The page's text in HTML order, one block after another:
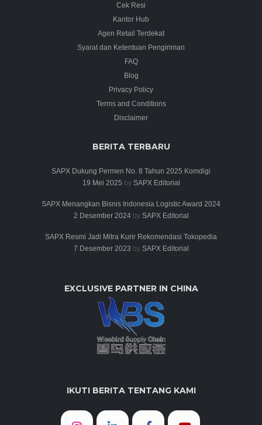
Cek Resi
Kantor Hub
Agen Retail Terdekat
Syarat dan Ketentuan Pengiriman
FAQ
Blog
Privacy Policy
Terms and Conditions
Disclaimer
BERITA TERBARU
SAPX Dukung Permen No. 8 Tahun 2025 Komdigi
19 Mei 2025 by SAPX Editorial
SAPX Menangkan Bisnis Indonesia Logistic Award 2024
2 Desember 2024by SAPX Editorial
SAPX Resmi Jadi Mitra Kurir Rekomendasi Tokopedia
7 Desember 2023 by SAPX Editorial
EXCLUSIVE PARTNER IN CHINA
IKUTI BERITA TENTANG KAMI